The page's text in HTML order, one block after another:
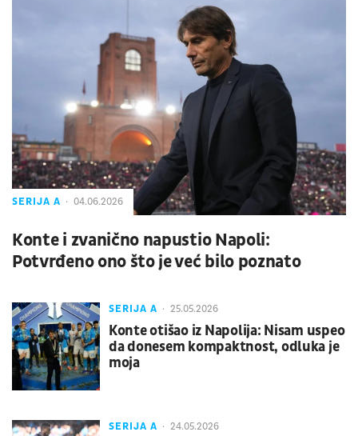
SERIJA A 04.06.2026
Konte i zvanično napustio Napoli:
Potvrđeno ono što je već bilo poznato
SERIJA A 25.05.2026
Konte otišao iz Napolija: Nisam uspeo
da donesem kompaktnost, odluka je
moja
SERIJA A 24.05.2026